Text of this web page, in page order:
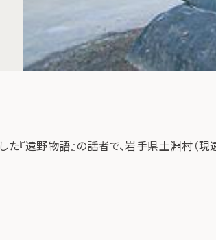
『遠野物語』の話者で、岩手県土淵村（